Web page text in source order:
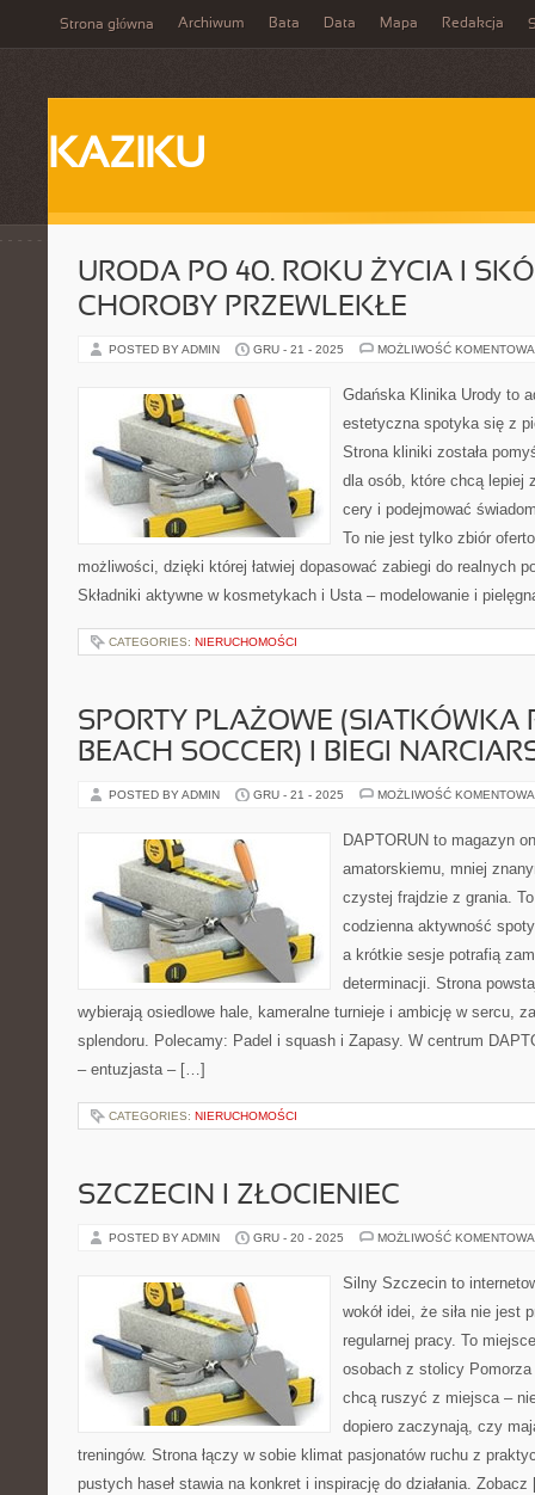
Strona główna Archiwum Bata Data Mapa Redakcja
KAZIKU
URODA PO 40. ROKU ŻYCIA I
CHOROBY PRZEWLEKŁE
POSTED BY ADMIN GRU - 21 - 2025 MOŻLIWOŚĆ
Gdańska Klinika Urody to
estetyczna spotyka się z
Strona kliniki została
dla osób, które chcą lepiej
cery i podejmować
To nie jest tylko zbiór
możliwości, dzięki której łatwiej dopasować zabiegi do realnych
Składniki aktywne w kosmetykach i Usta – modelowanie i
CATEGORIES: NIERUCHOMOŚCI
SPORTY PLAŻOWE (SIATKÓWKA
BEACH SOCCER) I BIEGI
POSTED BY ADMIN GRU - 21 - 2025 MOŻLIWOŚĆ
DAPTORUN to magazyn
amatorskiemu, mniej
czystej frajdzie z grania.
codzienna aktywność
a krótkie sesje potrafią
determinacji. Strona
wybierają osiedlowe hale, kameralne turnieje i ambicję w sercu,
splendoru. Polecamy: Padel i squash i Zapasy. W centrum
– entuzjasta – […]
CATEGORIES: NIERUCHOMOŚCI
SZCZECIN I ZŁOCIENIEC
POSTED BY ADMIN GRU - 20 - 2025 MOŻLIWOŚĆ
Silny Szczecin to
wokół idei, że siła nie jest
regularnej pracy. To
osobach z stolicy
chcą ruszyć z miejsca –
dopiero zaczynają, czy
treningów. Strona łączy w sobie klimat pasjonatów ruchu z
pustych haseł stawia na konkret i inspirację do działania.